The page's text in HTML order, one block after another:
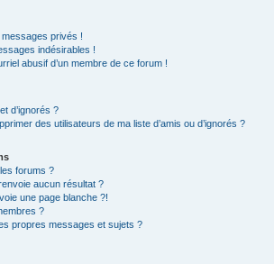
privés !
indésirables !
abusif d’un membre de ce forum !
d’ignorés ?
des utilisateurs de ma liste d’amis ou d’ignorés ?
forums ?
aucun résultat ?
une page blanche ?!
?
propres messages et sujets ?